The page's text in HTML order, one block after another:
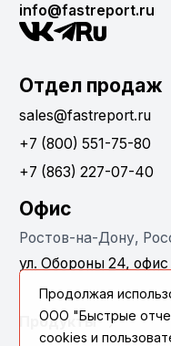
info@fastreport.ru
Отдел продаж
sales@fastreport.ru
+7 (800) 551-75-80
+7 (863) 227-07-40
Офис
Ростов-на-Дону,
ул. Обороны 24,
Продукты
Продолжая
ООО "Быстрые
cookies и